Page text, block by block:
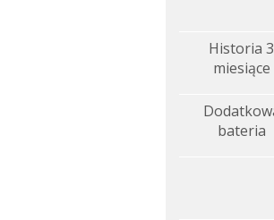
Historia 3
miesiące
bateria